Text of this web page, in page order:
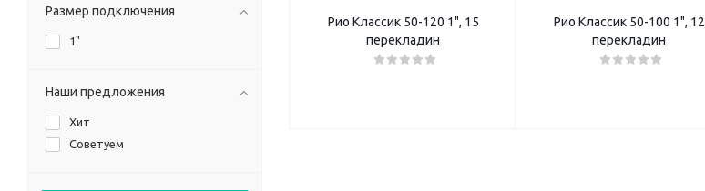
Рио Классик 50-120 1", 15
перекладин
Рио Классик 50-100 1", 12
перекладин
Размер подключения
1"
Наши предложения
Хит
Советуем